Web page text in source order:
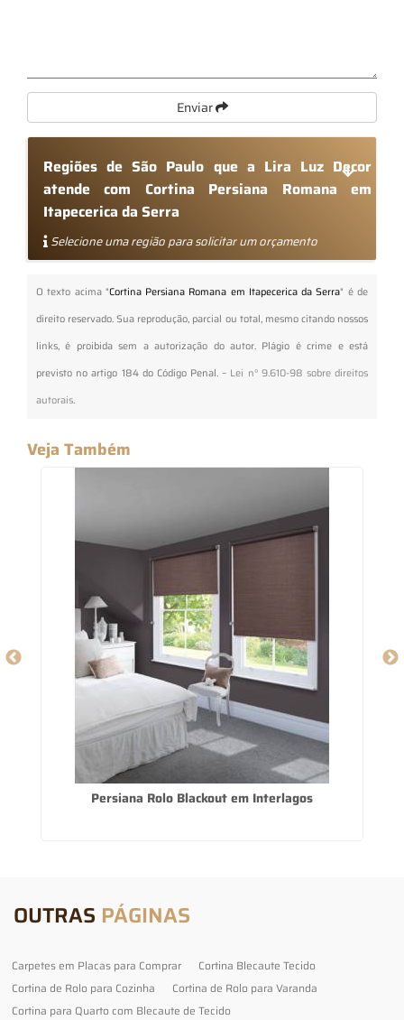
Enviar
Regiões de São Paulo que a Lira Luz Decor
atende com Cortina Persiana Romana em
Itapecerica da Serra
Selecione uma região para solicitar um orçamento
O texto acima "Cortina Persiana Romana em Itapecerica da Serra" é de
direito reservado. Sua reprodução, parcial ou total, mesmo citando nossos
links, é proibida sem a autorização do autor. Plágio é crime e está
previsto no artigo 184 do Código Penal. – Lei n° 9.610-98 sobre direitos
autorais.
Veja Também
Persiana Rolo Blackout em Interlagos
OUTRAS PÁGINAS
Carpetes em Placas para Comprar
Cortina Blecaute Tecido
Cortina de Rolo para Cozinha
Cortina de Rolo para Varanda
Cortina para Quarto com Blecaute de Tecido